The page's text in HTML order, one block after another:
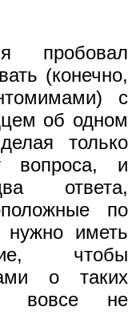
пробовал
(конечно,
с
об одном
только
вопроса, и
ответа,
по
иметь
чтобы
о таких
вовсе не